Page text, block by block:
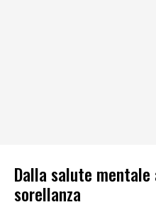
Dalla salute
sorellanza